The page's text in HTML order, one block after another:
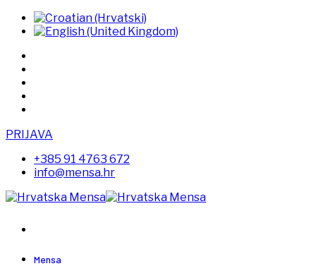
PRIJAVA
+385 91 4763 672
info@mensa.hr
Mensa